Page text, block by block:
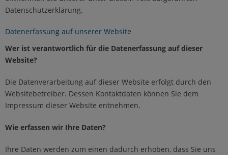
Datenschutzerklärung.
Datenerfassung auf unserer Website
Wer ist verantwortlich für die Datenerfassung auf dieser
Website?
Die Datenverarbeitung auf dieser Website erfolgt durch den
Websitebetreiber. Dessen Kontaktdaten können Sie dem
Impressum dieser Website entnehmen.
Wie erfassen wir Ihre Daten?
Ihre Daten werden zum einen dadurch erhoben, dass Sie uns